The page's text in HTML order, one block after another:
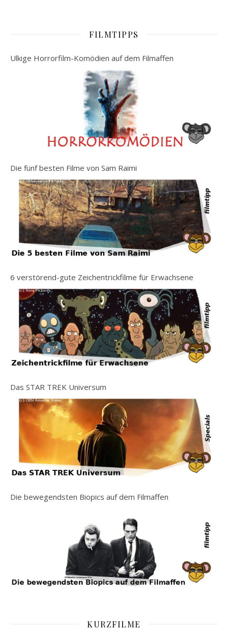
FILMTIPPS
Ulkige Horrorfilm-Komödien auf dem Filmaffen
Die fünf besten Filme von Sam Raimi
6 verstörend-gute Zeichentrickfilme für Erwachsene
Das STAR TREK Universum
Die bewegendsten Biopics auf dem Filmaffen
KURZFILME